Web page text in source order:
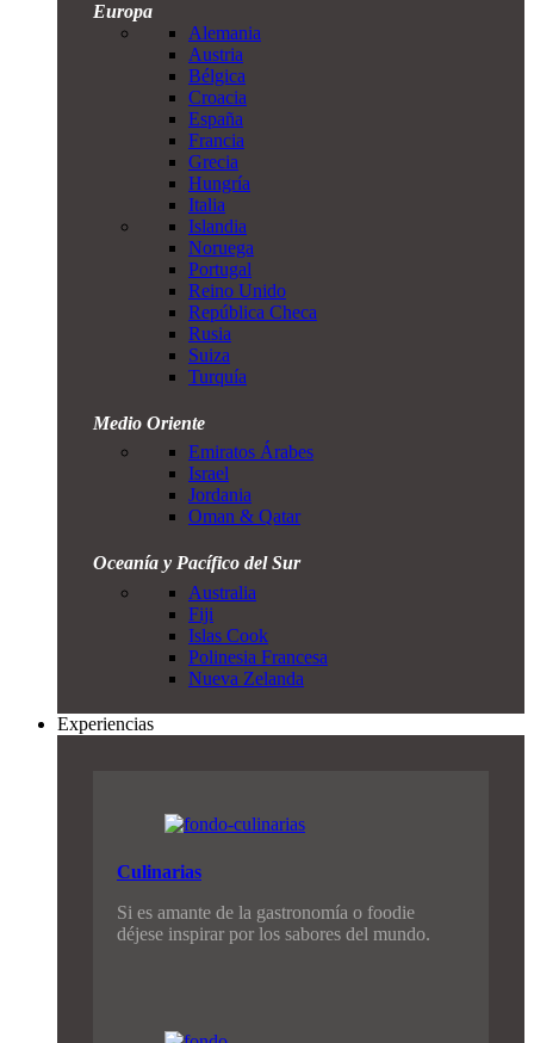
Europa
Alemania
Austria
Bélgica
Croacia
España
Francia
Grecia
Hungría
Italia
Islandia
Noruega
Portugal
Reino Unido
República Checa
Rusia
Suiza
Turquía
Medio Oriente
Emiratos Árabes
Israel
Jordania
Oman & Qatar
Oceanía y Pacífico del Sur
Australia
Fiji
Islas Cook
Polinesia Francesa
Nueva Zelanda
Experiencias
Culinarias
Si es amante de la gastronomía o foodie
déjese inspirar por los sabores del mundo.